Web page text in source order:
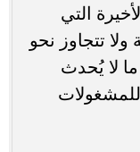
التي
تتجاوز نحو
لا يُحدث
للمشغولات